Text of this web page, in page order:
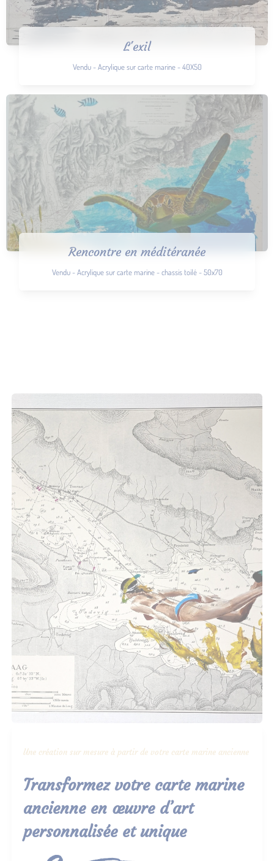
L'exil
Vendu - Acrylique sur carte marine - 40X50
Rencontre en méditéranée
Vendu - Acrylique sur carte marine - chassis toilé - 50x70
Une création sur mesure à partir de votre carte marine ancienne
Transformez votre carte marine
ancienne en œuvre d’art
personnalisée et unique